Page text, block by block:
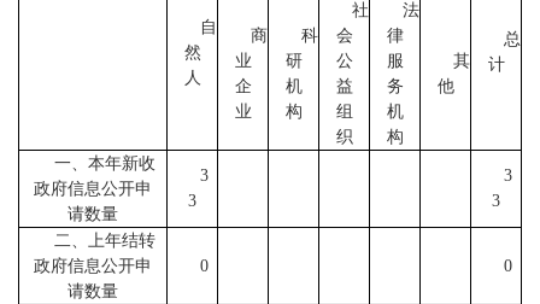
自
然
人
总
计
商
业
企
业
科
研
机
构
社
会
公
益
组
织
法
律
服
务
机
构
其
他
一、本年新收
政府信息公开申
请数量
3
3
3
3
二、上年结转
政府信息公开申
请数量
0 0